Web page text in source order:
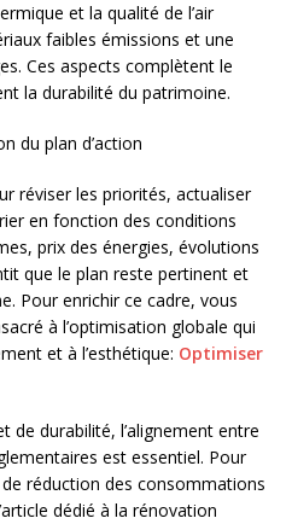
et la qualité de l’air
faibles émissions et une
Ces aspects complètent le
la durabilité du patrimoine.
du plan d’action
réviser les priorités, actualiser
en fonction des conditions
prix des énergies, évolutions
que le plan reste pertinent et
Pour enrichir ce cadre, vous
à l’optimisation globale qui
et à l’esthétique: Optimiser
de durabilité, l’alignement entre
est essentiel. Pour
réduction des consommations
dédié à la rénovation